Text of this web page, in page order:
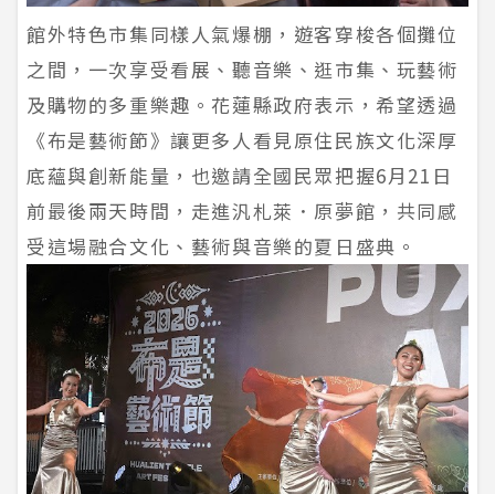
館外特色市集同樣人氣爆棚，遊客穿梭各個攤位
之間，一次享受看展、聽音樂、逛市集、玩藝術
及購物的多重樂趣。花蓮縣政府表示，希望透過
《布是藝術節》讓更多人看見原住民族文化深厚
底蘊與創新能量，也邀請全國民眾把握6月21日
前最後兩天時間，走進汎札萊．原夢館，共同感
受這場融合文化、藝術與音樂的夏日盛典。